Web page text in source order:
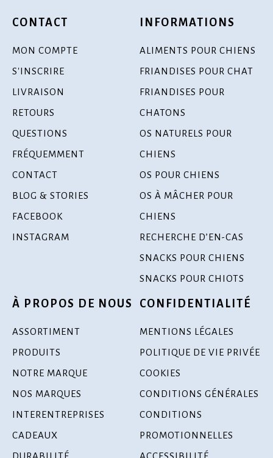
CONTACT
MON COMPTE
S'INSCRIRE
LIVRAISON
RETOURS
QUESTIONS
FRÉQUEMMENT
CONTACT
BLOG & STORIES
FACEBOOK
INSTAGRAM
INFORMATIONS
ALIMENTS POUR CHIENS
FRIANDISES POUR CHAT
FRIANDISES POUR
CHATONS
OS NATURELS POUR
CHIENS
OS POUR CHIENS
OS À MÂCHER POUR
CHIENS
RECHERCHE D’EN-CAS
SNACKS POUR CHIENS
SNACKS POUR CHIOTS
À PROPOS DE NOUS
ASSORTIMENT
PRODUITS
NOTRE MARQUE
NOS MARQUES
INTERENTREPRISES
CADEAUX
CONFIDENTIALITÉ
MENTIONS LÉGALES
POLITIQUE DE VIE PRIVÉE
COOKIES
CONDITIONS GÉNÉRALES
CONDITIONS
PROMOTIONNELLES